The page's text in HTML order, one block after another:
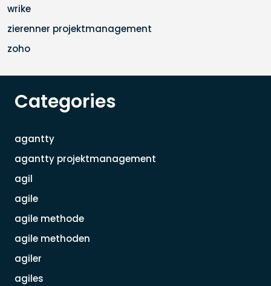
wrike
zierenner projektmanagement
zoho
Categories
agantty
agantty projektmanagement
agil
agile
agile methode
agile methoden
agiler
agiles